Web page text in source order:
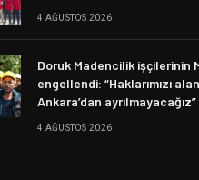
4 AĞUSTOS 2026
Doruk Madencilik işçilerinin
engellendi: “Haklarımızı
Ankara’dan ayrılmayacağız”
4 AĞUSTOS 2026